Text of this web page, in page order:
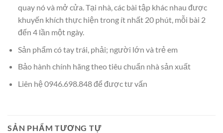
quay nó và mở cửa. Tại nhà, các bài tập khác nhau được
khuyến khích thực hiện trong ít nhất 20 phút, mỗi bài 2
đến 4 lần một ngày.
Sản phẩm có tay trái, phải; người lớn và trẻ em
Bảo hành chính hãng theo tiêu chuẩn nhà sản xuất
Liên hệ 0946.698.848 để được tư vấn
SẢN PHẨM TƯƠNG TỰ